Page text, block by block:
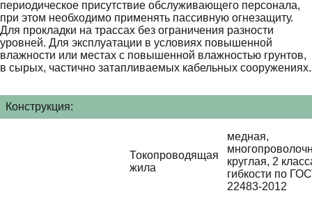
периодическое присутствие обслуживающего персонала,
при этом необходимо применять пассивную огнезащиту.
Для прокладки на трассах без ограничения разности
уровней. Для эксплуатации в условиях повышенной
влажности или местах с повышенной влажностью грунтов,
в сырых, частично затапливаемых кабельных сооружениях.
Конструкция:
Токопроводящая
жила
медная,
круглая, 2
гибкости по
22483-2012